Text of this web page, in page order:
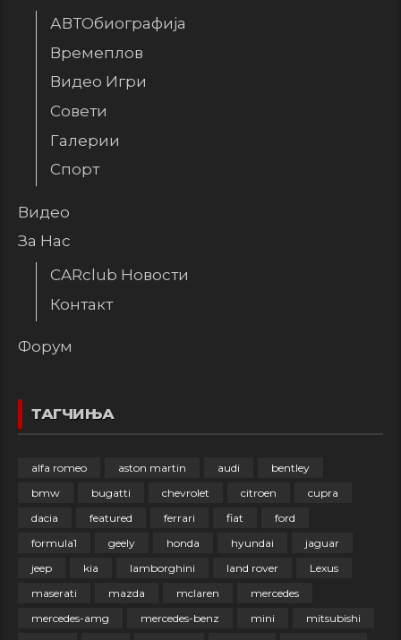
АВТОбиографија
Времеплов
Видео Игри
Совети
Галерии
Спорт
Видео
За Нас
CARclub Новости
Контакт
Форум
ТАГЧИЊА
alfa romeo aston martin audi
bentley
bmw
bugatti chevrolet citroen
cupra
dacia
featured ferrari fiat
ford
formula1
geely honda hyundai
jaguar
jeep
kia lamborghini land rover
Lexus
maserati
mazda mclaren
mercedes
mercedes-amg
mercedes-benz mini
mitsubishi